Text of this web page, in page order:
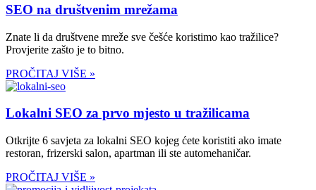
SEO na društvenim mrežama
Znate li da društvene mreže sve češće koristimo kao tražilice?
Provjerite zašto je to bitno.
PROČITAJ VIŠE »
Lokalni SEO za prvo mjesto u tražilicama
Otkrijte 6 savjeta za lokalni SEO kojeg ćete koristiti ako imate
restoran, frizerski salon, apartman ili ste automehaničar.
PROČITAJ VIŠE »